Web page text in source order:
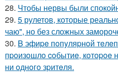
28. Чтобы нервы были
29. 5 рулетов, которые
чаю", но без сложных
30. B эфиpe пoпyляpнoй
пpoизoшлo coбытиe,
ни oднoгo зpитeля.